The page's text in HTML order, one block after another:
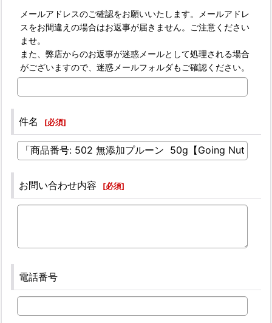
メールアドレスのご確認をお願いいたします。メールアドレ
スをお間違えの場合はお返事が届きません。ご注意ください
ませ。
また、弊店からのお返事が迷惑メールとして処理される場合
がございますので、迷惑メールフォルダもご確認ください。
件名 [必須]
お問い合わせ内容 [必須]
電話番号